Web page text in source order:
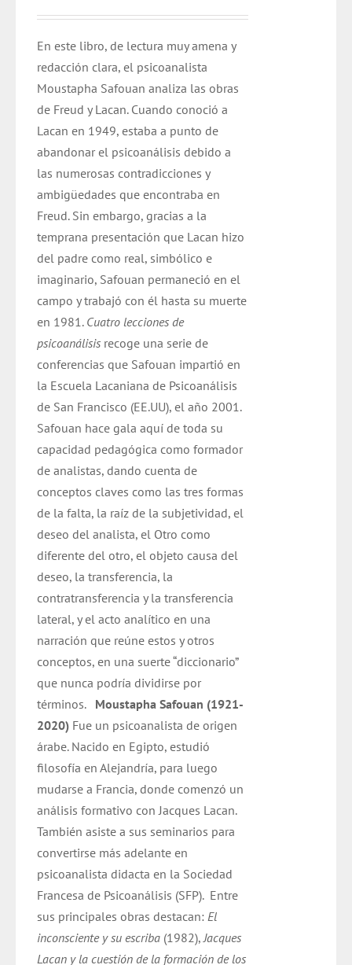
En este libro, de lectura muy amena y
redacción clara, el psicoanalista
Moustapha Safouan analiza las obras
de Freud y Lacan. Cuando conoció a
Lacan en 1949, estaba a punto de
abandonar el psicoanálisis debido a
las numerosas contradicciones y
ambigüedades que encontraba en
Freud. Sin embargo, gracias a la
temprana presentación que Lacan hizo
del padre como real, simbólico e
imaginario, Safouan permaneció en el
campo y trabajó con él hasta su muerte
en 1981. Cuatro lecciones de
psicoanálisis recoge una serie de
conferencias que Safouan impartió en
la Escuela Lacaniana de Psicoanálisis
de San Francisco (EE.UU), el año 2001.
Safouan hace gala aquí de toda su
capacidad pedagógica como formador
de analistas, dando cuenta de
conceptos claves como las tres formas
de la falta, la raíz de la subjetividad, el
deseo del analista, el Otro como
diferente del otro, el objeto causa del
deseo, la transferencia, la
contratransferencia y la transferencia
lateral, y el acto analítico en una
narración que reúne estos y otros
conceptos, en una suerte “diccionario”
que nunca podría dividirse por
términos. Moustapha Safouan (1921-
2020) Fue un psicoanalista de origen
árabe. Nacido en Egipto, estudió
filosofía en Alejandría, para luego
mudarse a Francia, donde comenzó un
análisis formativo con Jacques Lacan.
También asiste a sus seminarios para
convertirse más adelante en
psicoanalista didacta en la Sociedad
Francesa de Psicoanálisis (SFP). Entre
sus principales obras destacan:El
inconsciente y su escriba (1982),Jacques
Lacan y la cuestión de la formación de los